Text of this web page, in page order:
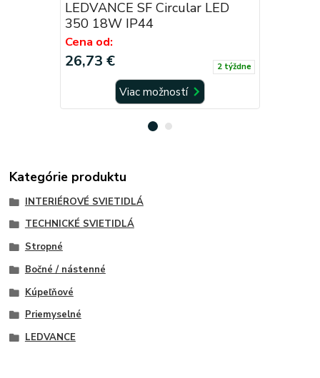
LEDVANCE SF Circular LED
350 18W IP44
Cena od:
26,73 € 2 týždne
Viac možností
Kategórie produktu
INTERIÉROVÉ SVIETIDLÁ
TECHNICKÉ SVIETIDLÁ
Stropné
Bočné / nástenné
Kúpeľňové
Priemyselné
LEDVANCE